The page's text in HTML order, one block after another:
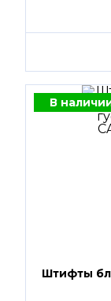
В
Штифты